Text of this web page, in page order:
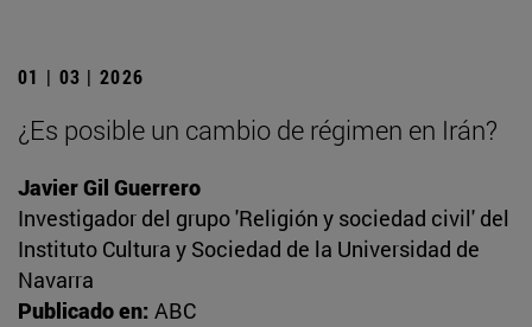
01 | 03 | 2026
¿Es posible un cambio de régimen en Irán?
Javier Gil Guerrero
Investigador del grupo 'Religión y sociedad civil' del
Instituto Cultura y Sociedad de la Universidad de
Navarra
Publicado en: ABC